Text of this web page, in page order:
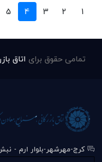
1
2
3
4
5
تمامی حقوق برای اتاق
کرج-مهرشهر-بلوار ارم - نبش خ 100 غربی - ساختمان